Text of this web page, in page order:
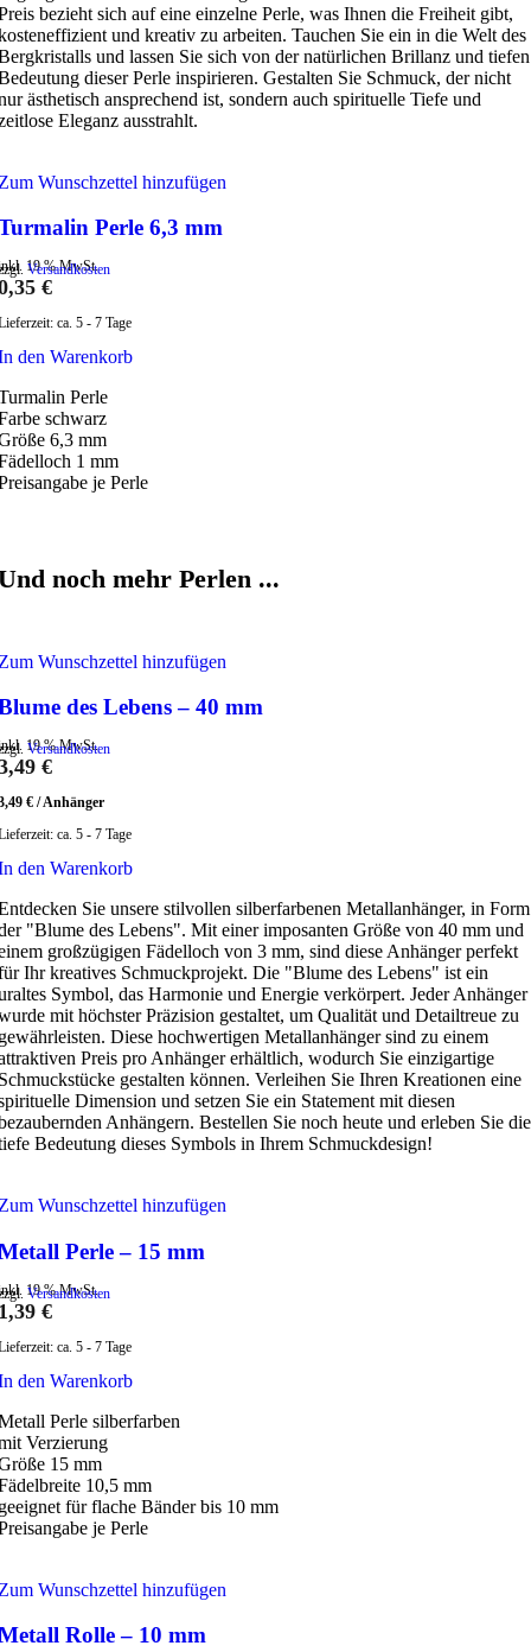
bezieht sich auf eine einzelne Perle, was Ihnen die Freiheit gibt,
und kreativ zu arbeiten. Tauchen Sie ein in die Welt des
und lassen Sie sich von der natürlichen Brillanz und tiefen
dieser Perle inspirieren. Gestalten Sie Schmuck, der nicht
ästhetisch ansprechend ist, sondern auch spirituelle Tiefe und
Eleganz ausstrahlt.
Wunschzettel hinzufügen
Perle 6,3 mm
19 % MwSt.
Versandkosten
€
ca. 5 - 7 Tage
den Warenkorb
Perle
schwarz
6,3 mm
1 mm
je Perle
noch mehr Perlen ...
Wunschzettel hinzufügen
des Lebens – 40 mm
19 % MwSt.
Versandkosten
€
€ /Anhänger
ca. 5 - 7 Tage
den Warenkorb
Sie unsere stilvollen silberfarbenen Metallanhänger, in Form
"Blume des Lebens". Mit einer imposanten Größe von 40 mm und
großzügigen Fädelloch von 3 mm, sind diese Anhänger perfekt
Ihr kreatives Schmuckprojekt. Die "Blume des Lebens" ist ein
Symbol, das Harmonie und Energie verkörpert. Jeder Anhänger
mit höchster Präzision gestaltet, um Qualität und Detailtreue zu
Diese hochwertigen Metallanhänger sind zu einem
Preis pro Anhänger erhältlich, wodurch Sie einzigartige
gestalten können. Verleihen Sie Ihren Kreationen eine
Dimension und setzen Sie ein Statement mit diesen
Anhängern. Bestellen Sie noch heute und erleben Sie die
Bedeutung dieses Symbols in Ihrem Schmuckdesign!
Wunschzettel hinzufügen
Perle – 15 mm
19 % MwSt.
Versandkosten
€
ca. 5 - 7 Tage
den Warenkorb
Perle silberfarben
Verzierung
15 mm
10,5 mm
für flache Bänder bis 10 mm
je Perle
Wunschzettel hinzufügen
Rolle – 10 mm